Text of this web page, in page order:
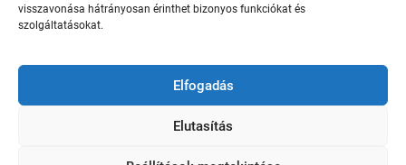
visszavonása hátrányosan érinthet bizonyos funkciókat és
szolgáltatásokat.
Elfogadás
Elutasítás
© Szent István Római Katolikus Általános Iskola,
2021